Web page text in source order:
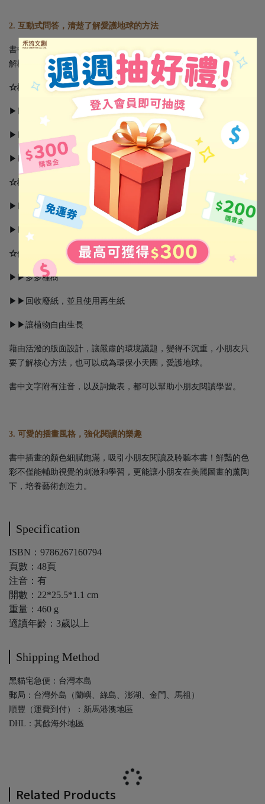
2. 互動式問答，清楚了解愛護地球的方法
書中運用不同的文字設計，區分人物之間的對話，讓小朋友具體了
解樹木遇到的環境危機，以及解決辦法。
☆樹木的重要性
▶▶提供清新的空氣
▶▶可以提供許多動物居住空間
▶▶減少土石流和水災發生的機會
☆樹木面臨的危機
▶▶濫砍濫伐
▶▶破壞森林，種植農作物
☆保護樹木的方法
▶▶多多種樹
▶▶回收廢紙，並且使用再生紙
▶▶讓植物自由生長
藉由活潑的版面設計，讓嚴肅的環境議題，變得不沉重，小朋友只
要了解核心方法，也可以成為環保小天團，愛護地球。
書中文字附有注音，以及詞彙表，都可以幫助小朋友閱讀學習。
3. 可愛的插畫風格，強化閱讀的樂趣
書中插畫的顏色細膩飽滿，吸引小朋友閱讀及聆聽本書！鮮豔的色
彩不僅能輔助視覺的刺激和學習，更能讓小朋友在美麗圖畫的薰陶
下，培養藝術創造力。
Specification
ISBN：9786267160794
頁數：48頁
注音：有
開數：22*25.5*1.1 cm
重量：460 g
適讀年齡：3歲以上
Shipping Method
黑貓宅急便：台灣本島
郵局：台灣外島（蘭嶼、綠島、澎湖、金門、馬祖）
順豐（運費到付）：新馬港澳地區
DHL：其餘海外地區
Related Products